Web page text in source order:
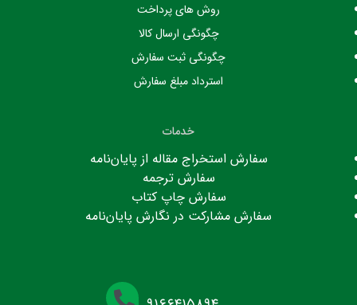
روش های پرداخت
چگونگی ارسال کالا
چگونگی ثبت سفارش
استرداد مبلغ سفارش
خدمات
سفارش استخراج مقاله از پایان‌نامه
سفارش ترجمه
سفارش چاپ کتاب
سفارش مشارکت در نگارش پایان‌نامه